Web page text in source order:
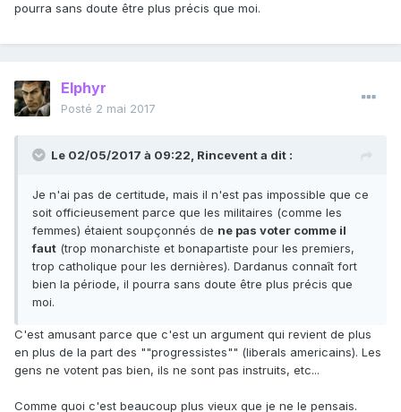
pourra sans doute être plus précis que moi.
Elphyr
Posté 2 mai 2017
Le 02/05/2017 à 09:22, Rinceventa dit :
Je n'ai pas de certitude, mais il n'est pas impossible que ce
soit officieusement parce que les militaires (comme les
femmes) étaient soupçonnés de ne pas voter comme il
faut (trop monarchiste et bonapartiste pour les premiers,
trop catholique pour les dernières). Dardanus connaît fort
bien la période, il pourra sans doute être plus précis que
moi.
C'est amusant parce que c'est un argument qui revient de plus
en plus de la part des ""progressistes"" (liberals americains). Les
gens ne votent pas bien, ils ne sont pas instruits, etc...
Comme quoi c'est beaucoup plus vieux que je ne le pensais.